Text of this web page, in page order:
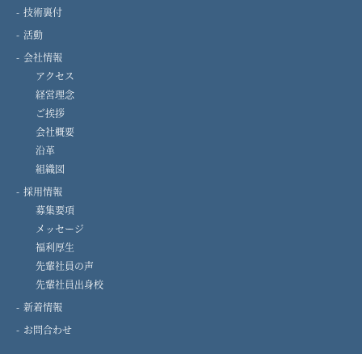
技術裏付
活動
会社情報
アクセス
経営理念
ご挨拶
会社概要
沿革
組織図
採用情報
募集要項
メッセージ
福利厚生
先輩社員の声
先輩社員出身校
新着情報
お問合わせ